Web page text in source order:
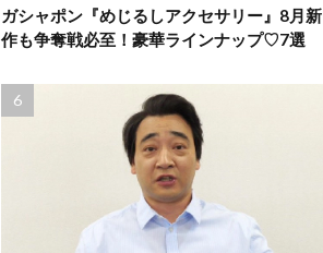
ガシャポン『めじるしアクセサリー』8月新
作も争奪戦必至！豪華ラインナップ♡7選